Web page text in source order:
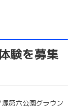
験を募集
第六公園グラウン